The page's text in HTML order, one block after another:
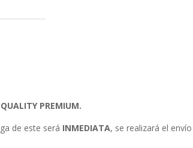
PREMIUM.
de este será INMEDIATA, se realizará el